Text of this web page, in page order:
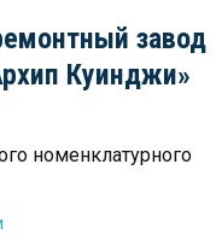
завод
Куинджи»
номенклатурного